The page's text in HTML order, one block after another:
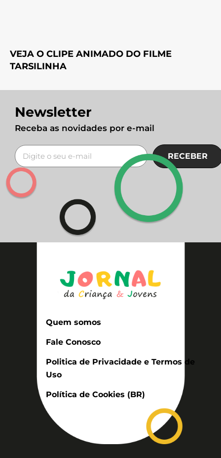
VEJA O CLIPE ANIMADO DO FILME
TARSILINHA
Newsletter
Receba as novidades por e-mail
RECEBER
Quem somos
Fale Conosco
Politica de Privacidade e Termos de
Uso
Política de Cookies (BR)